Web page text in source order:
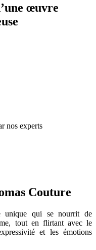
œuvre
nos experts
Couture
unique qui se nourrit de
tout en flirtant avec le
et les émotions